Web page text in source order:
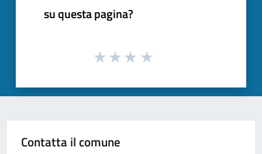
su questa pagina?
Contatta il comune